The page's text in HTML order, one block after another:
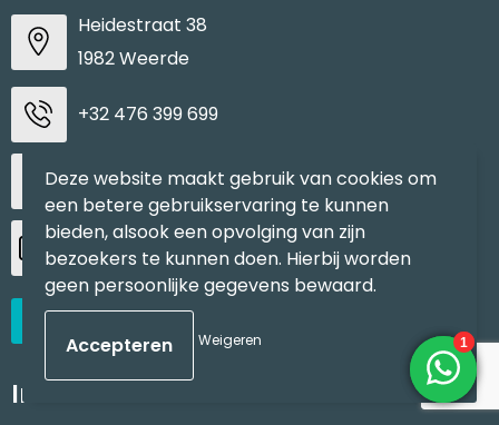
Heidestraat 38
1982 Weerde
+32 476 399 699
info@xima.be
BTW: BE0883937937
Contacteer ons
Informatie
Deze website maakt gebruik van cookies om
een betere gebruikservaring te kunnen
bieden, alsook een opvolging van zijn
bezoekers te kunnen doen. Hierbij worden
geen persoonlijke gegevens bewaard.
Weigeren